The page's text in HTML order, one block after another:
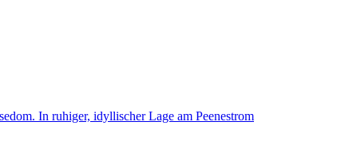
In ruhiger, idyllischer Lage am Peenestrom